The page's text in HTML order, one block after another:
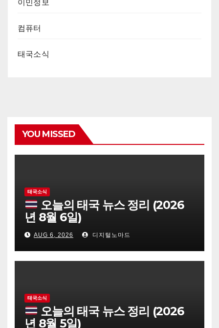
이민정보
컴퓨터
태국소식
YOU MISSED
태국소식
오늘의 태국 뉴스 정리 (2026
년 8월 6일)
AUG 6, 2026 디지털노마드
태국소식
오늘의 태국 뉴스 정리 (2026
년 8월 5일)